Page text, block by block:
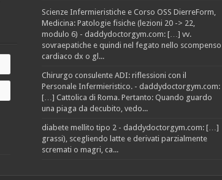
Scienze Infermieristiche e Corso OSS DierreForm,
Medicina: Patologie fisiche (lezioni 20 -> 22,
modulo 6) - daddydoctorgym.com: […] vv.
sovraepatiche e quindi nel fegato nello scompenso
cardiaco dx o gl...
Chirurgo consulente ADI: riflessioni con il
Personale Infermieristico. - daddydoctorgym.com:
[…] Cattolica di Roma. Pertanto: Quando guardo
una piaga da decubito, vedo...
diabete mellito tipo 2 - daddydoctorgym.com: […]
grassi), scegliendo latte e derivati parzialmente
scremati o magri, ca...